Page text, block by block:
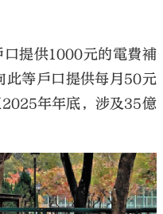
提供1000元的電費補
此等戶口提供每月50元
年年底，涉及35億